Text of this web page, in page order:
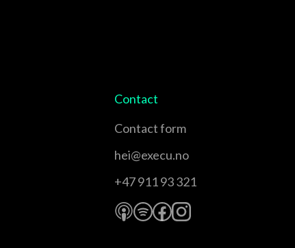
Contact
Contact form
hei@execu.no
+47 911 93 321